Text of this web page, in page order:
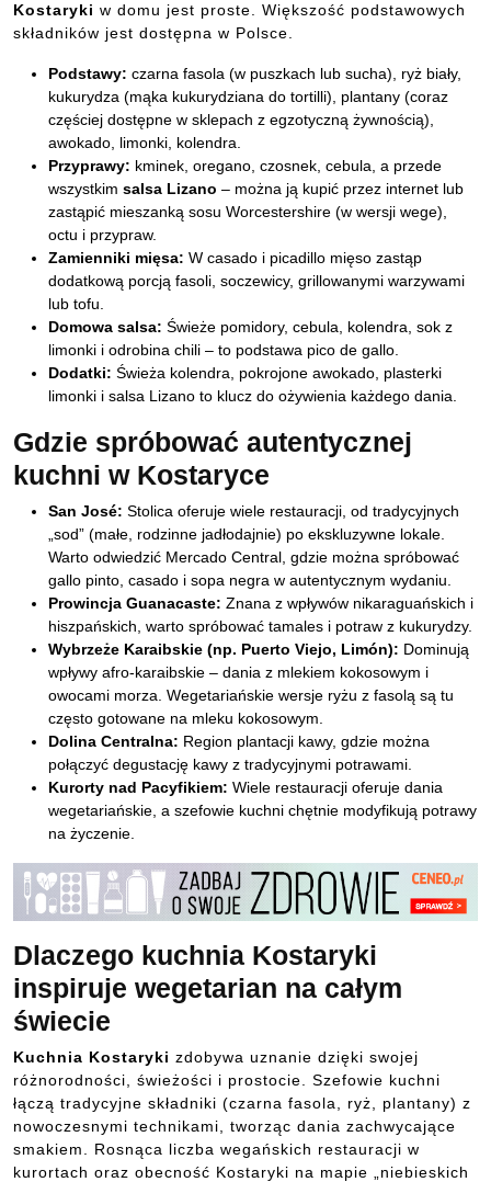
Kostaryki w domu jest proste. Większość podstawowych
składników jest dostępna w Polsce.
Podstawy: czarna fasola (w puszkach lub sucha), ryż biały,
kukurydza (mąka kukurydziana do tortilli), plantany (coraz
częściej dostępne w sklepach z egzotyczną żywnością),
awokado, limonki, kolendra.
Przyprawy: kminek, oregano, czosnek, cebula, a przede
wszystkim salsa Lizano – można ją kupić przez internet lub
zastąpić mieszanką sosu Worcestershire (w wersji wege),
octu i przypraw.
Zamienniki mięsa: W casado i picadillo mięso zastąp
dodatkową porcją fasoli, soczewicy, grillowanymi warzywami
lub tofu.
Domowa salsa: Świeże pomidory, cebula, kolendra, sok z
limonki i odrobina chili – to podstawa pico de gallo.
Dodatki: Świeża kolendra, pokrojone awokado, plasterki
limonki i salsa Lizano to klucz do ożywienia każdego dania.
Gdzie spróbować autentycznej
kuchni w Kostaryce
San José: Stolica oferuje wiele restauracji, od tradycyjnych
„sod” (małe, rodzinne jadłodajnie) po ekskluzywne lokale.
Warto odwiedzić Mercado Central, gdzie można spróbować
gallo pinto, casado i sopa negra w autentycznym wydaniu.
Prowincja Guanacaste: Znana z wpływów nikaraguańskich i
hiszpańskich, warto spróbować tamales i potraw z kukurydzy.
Wybrzeże Karaibskie (np. Puerto Viejo, Limón): Dominują
wpływy afro-karaibskie – dania z mlekiem kokosowym i
owocami morza. Wegetariańskie wersje ryżu z fasolą są tu
często gotowane na mleku kokosowym.
Dolina Centralna: Region plantacji kawy, gdzie można
połączyć degustację kawy z tradycyjnymi potrawami.
Kurorty nad Pacyfikiem: Wiele restauracji oferuje dania
wegetariańskie, a szefowie kuchni chętnie modyfikują potrawy
na życzenie.
Dlaczego kuchnia Kostaryki
inspiruje wegetarian na całym
świecie
Kuchnia Kostaryki zdobywa uznanie dzięki swojej
różnorodności, świeżości i prostocie. Szefowie kuchni
łączą tradycyjne składniki (czarna fasola, ryż, plantany) z
nowoczesnymi technikami, tworząc dania zachwycające
smakiem. Rosnąca liczba wegańskich restauracji w
kurortach oraz obecność Kostaryki na mapie „niebieskich